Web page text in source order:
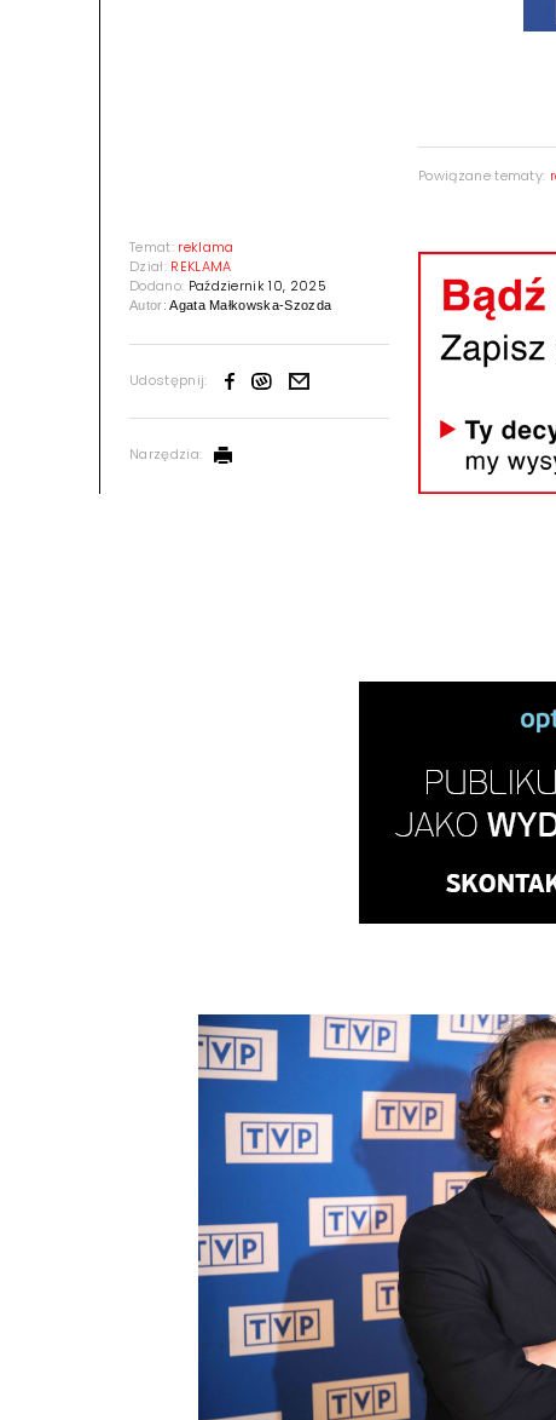
Temat: reklama
Dział: REKLAMA
Dodano: Październik 10, 2025
Autor:Agata Małkowska-Szozda
Udostępnij:
Narzędzia:
Powiązane tematy: